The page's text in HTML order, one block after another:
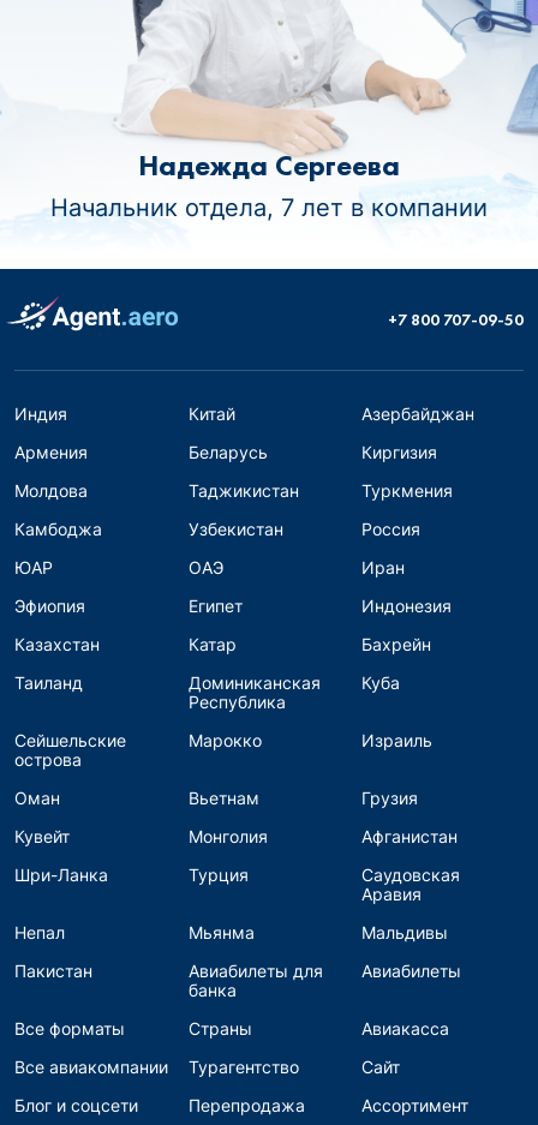
Надежда Сергеева
Начальник отдела, 7 лет в компании
+7 800 707-09-50
Индия Китай
Азербайджан
Армения
Беларусь
Киргизия
Молдова
Таджикистан
Туркмения
Камбоджа
Узбекистан
Россия
ЮАР
ОАЭ
Иран
Эфиопия
Египет
Индонезия
Казахстан
Катар
Бахрейн
Таиланд
Доминиканская
Республика
Куба
Сейшельские
острова
Марокко Израиль
Оман Вьетнам
Грузия
Кувейт
Монголия
Афганистан
Шри-Ланка
Турция
Саудовская
Аравия
Непал
Мьянма
Мальдивы
Пакистан
Авиабилеты для
банка
Авиабилеты
Все форматы Страны
Авиакасса
Все авиакомпании
Турагентство
Сайт
Блог и соцсети
Перепродажа
Ассортимент